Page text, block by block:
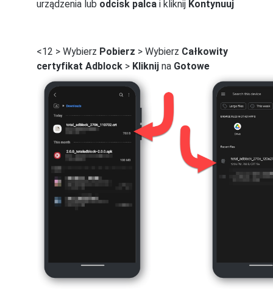
urządzenia lub odcisk palca i kliknij Kontynuuj
<12 > Wybierz Pobierz > Wybierz Całkowity
certyfikat Adblock > Kliknij na Gotowe